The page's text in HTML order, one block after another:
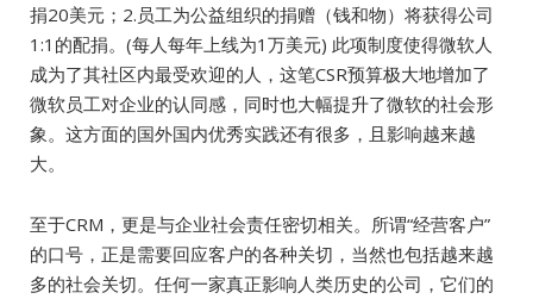
捐20美元；2.员工为公益组织的捐赠（钱和物）将获得公司
1:1的配捐。(每人每年上线为1万美元) 此项制度使得微软人
成为了其社区内最受欢迎的人，这笔CSR预算极大地增加了
微软员工对企业的认同感，同时也大幅提升了微软的社会形
象。这方面的国外国内优秀实践还有很多，且影响越来越
大。
至于CRM，更是与企业社会责任密切相关。所谓“经营客户”
的口号，正是需要回应客户的各种关切，当然也包括越来越
多的社会关切。任何一家真正影响人类历史的公司，它们的